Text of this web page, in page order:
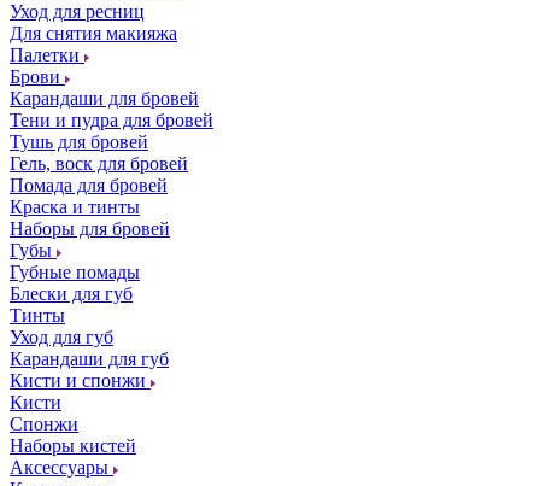
Уход для ресниц
Для снятия макияжа
Палетки
Брови
Карандаши для бровей
Тени и пудра для бровей
Тушь для бровей
Гель, воск для бровей
Помада для бровей
Краска и тинты
Наборы для бровей
Губы
Губные помады
Блески для губ
Тинты
Уход для губ
Карандаши для губ
Кисти и спонжи
Кисти
Спонжи
Наборы кистей
Аксессуары